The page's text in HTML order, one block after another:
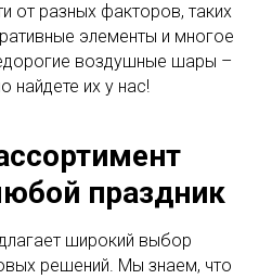
от разных факторов, таких
элементы и многое
воздушные шары –
найдете их у нас!
праздник
широкий выбор
решений. Мы знаем, что